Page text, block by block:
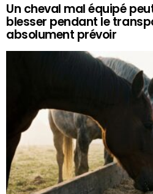
Un cheval mal équipé
blesser pendant le
absolument prévoir